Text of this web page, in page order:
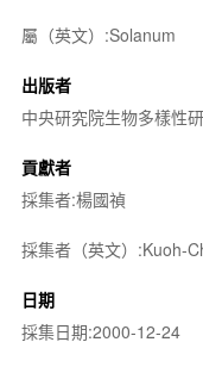
屬（英文）:Solanum
出版者
中央研究院生物多樣性
貢獻者
採集者:楊國禎
採集者（英文）:Kuoh-
日期
採集日期:2000-12-24